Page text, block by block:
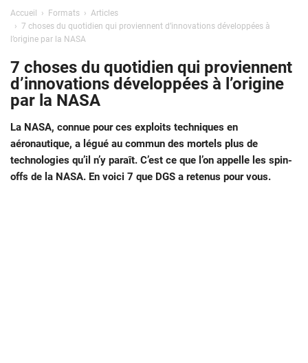
Accueil Formats
Articles
7 choses du quotidien qui proviennent d’innovations développées à
l’origine par la NASA
7 choses du quotidien qui proviennent
d’innovations développées à l’origine
par la NASA
La NASA, connue pour ces exploits techniques en
aéronautique, a légué au commun des mortels plus de
technologies qu’il n’y paraît. C’est ce que l’on appelle les spin-
offs de la NASA. En voici 7 que DGS a retenus pour vous.